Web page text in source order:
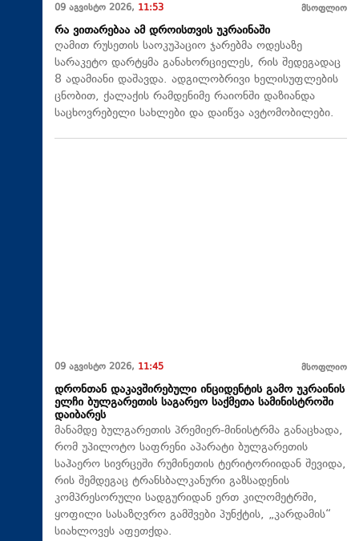
09 აგვისტო 2026, 11:53 მსოფლიო
რა ვითარებაა ამ დროისთვის უკრაინაში
ღამით რუსეთის საოკუპაციო ჯარებმა ოდესაზე
სარაკეტო დარტყმა განახორციელეს, რის შედეგადაც
8 ადამიანი დაშავდა. ადგილობრივი ხელისუფლების
ცნობით, ქალაქის რამდენიმე რაიონში დაზიანდა
საცხოვრებელი სახლები და დაიწვა ავტომობილები.
09 აგვისტო 2026, 11:45 მსოფლიო
დრონთან დაკავშირებული ინციდენტის გამო უკრაინის
ელჩი ბულგარეთის საგარეო საქმეთა სამინისტროში
დაიბარეს
მანამდე ბულგარეთის პრემიერ-მინისტრმა განაცხადა,
რომ უპილოტო საფრენი აპარატი ბულგარეთის
საჰაერო სივრცეში რუმინეთის ტერიტორიიდან შევიდა,
რის შემდეგაც ტრანსბალკანური გაზსადენის
კომპრესორული სადგურიდან ერთ კილომეტრში,
ყოფილი სასაზღვრო გამშვები პუნქტის, „კარდამის“
სიახლოვეს აფეთქდა.